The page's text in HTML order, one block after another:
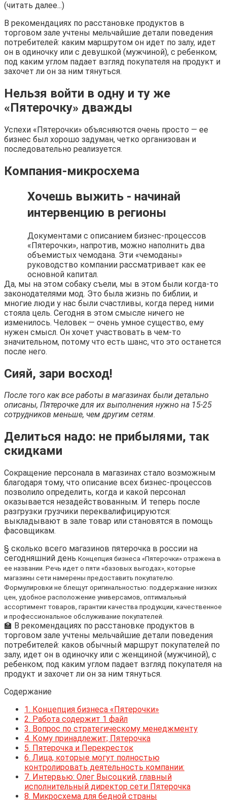
(читать далее...)
В рекомендациях по расстановке продуктов в
торговом зале учтены мельчайшие детали поведения
потребителей: каким маршрутом он идет по залу, идет
он в одиночку или с девушкой (мужчиной), с ребенком;
под каким углом падает взгляд покупателя на продукт и
захочет ли он за ним тянуться.
Нельзя войти в одну и ту же
«Пятерочку» дважды
Успехи «Пятерочки» объясняются очень просто — ее
бизнес был хорошо задуман, четко организован и
последовательно реализуется.
Компания-микросхема
Хочешь выжить - начинай
интервенцию в регионы
Документами с описанием бизнес-процессов
«Пятерочки», напротив, можно наполнить два
объемистых чемодана. Эти «чемоданы»
руководство компании рассматривает как ее
основной капитал.
Да, мы на этом собаку съели, мы в этом были когда-то
законодателями мод. Это была жизнь по библии, и
многие люди у нас были счастливы, когда перед ними
стояла цель. Сегодня в этом смысле ничего не
изменилось. Человек — очень умное существо, ему
нужен смысл. Он хочет участвовать в чем-то
значительном, потому что есть шанс, что это останется
после него.
Сияй, зари восход!
После того как все работы в магазинах были детально
описаны, Пятерочке для их выполнения нужно на 15-25
сотрудников меньше, чем другим сетям.
Делиться надо: не прибылями, так
скидками
Сокращение персонала в магазинах стало возможным
благодаря тому, что описание всех бизнес-процессов
позволило определить, когда и какой персонал
оказывается незадействованным. И теперь после
разгрузки грузчики переквалифицируются:
выкладывают в зале товар или становятся в помощь
фасовщикам.
§ сколько всего магазинов пятерочка в россии на
сегодняшний день Концепция бизнеса «Пятерочки» отражена в
ее названии. Речь идет о пяти «базовых выгодах», которые
магазины сети намерены предоставить покупателю.
Формулировки не блещут оригинальностью: поддержание низких
цен, удобное расположение универсамов, оптимальный
ассортимент товаров, гарантии качества продукции, качественное
и профессиональное обслуживание покупателей.
🏫 В рекомендациях по расстановке продуктов в
торговом зале учтены мельчайшие детали поведения
потребителей: каков обычный маршрут покупателей по
залу, идет он в одиночку или с женщиной (мужчиной), с
ребенком; под каким углом падает взгляд покупателя на
продукт и захочет ли он за ним тянуться.
Содержание
1. Концепция бизнеса «Пятерочки»
2. Работа содержит 1 файл
3. Вопрос по стратегическому менеджменту
4. Кому принадлежит; Пятерочка
5. Пятерочка и Перекресток
6. Лица, которые могут полностью
контролировать деятельность компании:
7. Интервью: Олег Высоцкий, главный
исполнительный директор сети Пятерочка
8. Микросхема для бедной страны